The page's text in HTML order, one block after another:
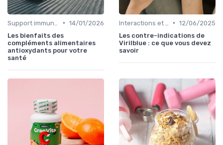
• 14/01/2026
Les bienfaits des
compléments alimentaires
antioxydants pour votre
santé
• 12/06/2025
Les contre-indications de
Virilblue : ce que vous devez
savoir